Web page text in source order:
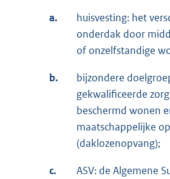
a.
huisvesting: het
onderdak door
of onzelfstandige
b.
bijzondere
gekwalificeerde
beschermd wonen
maatschappelijke
(daklozenopvang);
c.
ASV: de Algemene